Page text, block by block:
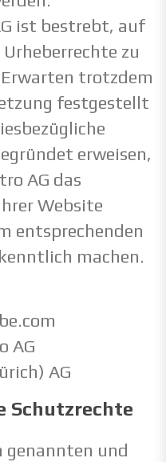
ist bestrebt, auf
zu
trotzdem
festgestellt
erweisen,
AG das
Website
entsprechenden
machen.
AG
AG
Schutzrechte
genannten und